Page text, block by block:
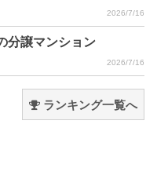
2026/7/16
分譲マンション
2026/7/16
ランキング一覧へ